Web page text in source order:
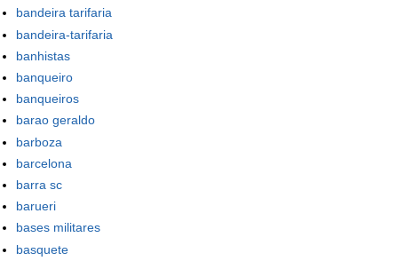
bandeira tarifaria
bandeira-tarifaria
banhistas
banqueiro
banqueiros
barao geraldo
barboza
barcelona
barra sc
barueri
bases militares
basquete